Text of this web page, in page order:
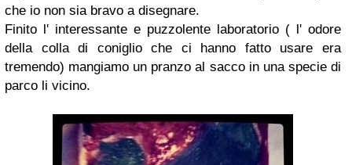
che io non sia bravo a disegnare.
Finito l' interessante e puzzolente laboratorio ( l' odore
della colla di coniglio che ci hanno fatto usare era
tremendo) mangiamo un pranzo al sacco in una specie di
parco li vicino.